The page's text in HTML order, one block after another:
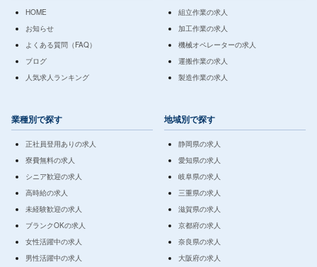
HOME
お知らせ
よくある質問（FAQ）
ブログ
人気求人ランキング
組立作業の求人
加工作業の求人
機械オペレーターの求人
運搬作業の求人
製造作業の求人
業種別で探す
正社員登用ありの求人
寮費無料の求人
シニア歓迎の求人
高時給の求人
未経験歓迎の求人
ブランクOKの求人
女性活躍中の求人
男性活躍中の求人
地域別で探す
静岡県の求人
愛知県の求人
岐阜県の求人
三重県の求人
滋賀県の求人
京都府の求人
奈良県の求人
大阪府の求人